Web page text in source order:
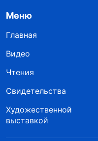
Меню
Главная
Видео
Чтения
Свидетельства
Художественной
выставкой